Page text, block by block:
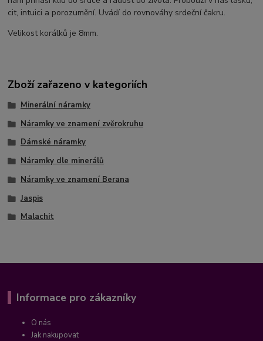
cit, intuici a porozumění. Uvádí do rovnováhy srdeční čakru.
Velikost korálků je 8mm.
Zboží zařazeno v kategoriích
Minerální náramky
Náramky ve znamení zvěrokruhu
Dámské náramky
Náramky dle minerálů
Náramky ve znamení Berana
Jaspis
Malachit
Informace pro zákazníky
O nás
Jak nakupovat